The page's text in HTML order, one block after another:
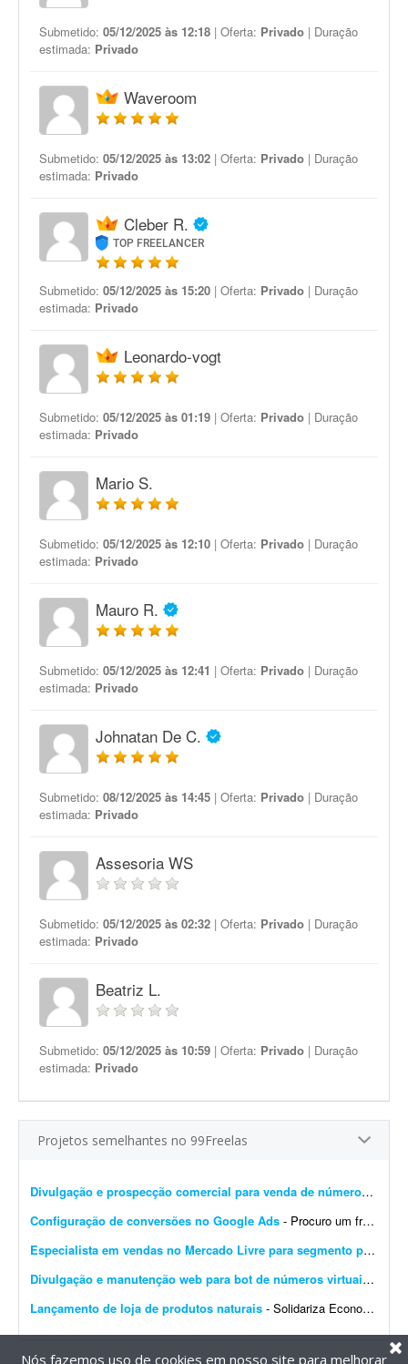
Submetido: 05/12/2025 às 12:18 | Oferta: Privado | Duração
estimada: Privado
Waveroom
Submetido: 05/12/2025 às 13:02 | Oferta: Privado | Duração
estimada: Privado
Cleber R.
TOP FREELANCER
Submetido: 05/12/2025 às 15:20 | Oferta: Privado | Duração
estimada: Privado
Leonardo-vogt
Submetido: 05/12/2025 às 01:19 | Oferta: Privado | Duração
estimada: Privado
Mario S.
Submetido: 05/12/2025 às 12:10 | Oferta: Privado | Duração
estimada: Privado
Mauro R.
Submetido: 05/12/2025 às 12:41 | Oferta: Privado | Duração
estimada: Privado
Johnatan De C.
Submetido: 08/12/2025 às 14:45 | Oferta: Privado | Duração
estimada: Privado
Assesoria WS
Submetido: 05/12/2025 às 02:32 | Oferta: Privado | Duração
estimada: Privado
Beatriz L.
Submetido: 05/12/2025 às 10:59 | Oferta: Privado | Duração
estimada: Privado
Projetos semelhantes no 99Freelas
Divulgação e prospecção comercial para venda de números virtuais
Configuração de conversões no Google Ads - Procuro um freelancer especializado em Google Ads e rastreamento de conversões para realizar uma configuração pontual em um site. O objetivo do projeto é deixar o rastr...
Especialista em vendas no Mercado Livre para segmento pet-
Divulgação e manutenção web para bot de números virtuais (Telegram e web)
Lançamento de loja de produtos naturais - Solidariza Economia solidária é um jeito diferente de produzir, vender, comprar e trocar o que é preciso para viver: sem explorar os outros, sem buscar vantagem indevida e sem...
Nós fazemos uso de cookies em nosso site para melhorar